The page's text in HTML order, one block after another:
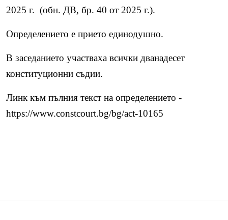
2025 г. (обн. ДВ, бр. 40 от 2025 г.).
Определението е прието единодушно.
В заседанието участваха всички дванадесет
конституционни съдии.
Линк към пълния текст на определението -
https://www.constcourt.bg/bg/act-10165